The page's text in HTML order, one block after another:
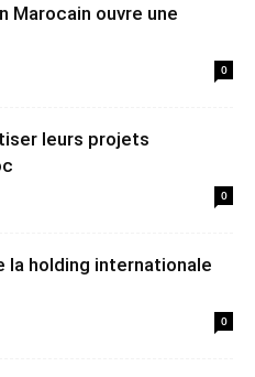
Marocain ouvre une
0
leurs projets
0
la holding internationale
0